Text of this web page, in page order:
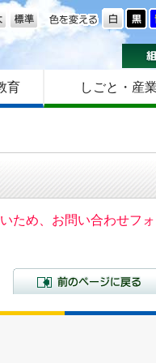
色を変える
大きさ
育 しごと・産業
ため、お問い合わせフ